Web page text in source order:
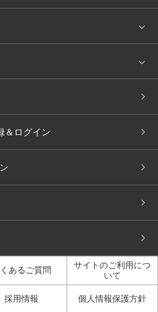
une nana cool
Mens Innerwear
ワコールスタイル
人間科学研究開発センター見
学
ガイド（マンガ）
マ
＆ログイン
あるご質問
サイトのご利用につ
いて
採用情報 個人情報保護方針